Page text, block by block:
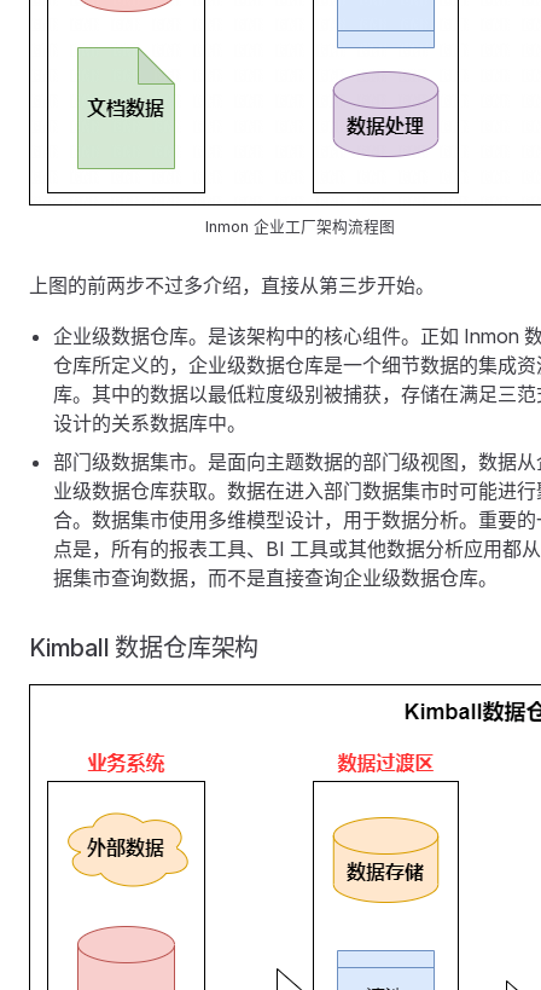
Inmon 企业工厂架构流程图
上图的前两步不过多介绍，直接从第三步开始。
企业级数据仓库。是该架构中的核心组件。正如 Inmon
仓库所定义的，企业级数据仓库是一个细节数据的集成资
库。其中的数据以最低粒度级别被捕获，存储在满足三范
设计的关系数据库中。
部门级数据集市。是面向主题数据的部门级视图，数据从
业级数据仓库获取。数据在进入部门数据集市时可能进行
合。数据集市使用多维模型设计，用于数据分析。重要的
点是，所有的报表工具、BI 工具或其他数据分析应用都
据集市查询数据，而不是直接查询企业级数据仓库。
Kimball 数据仓库架构